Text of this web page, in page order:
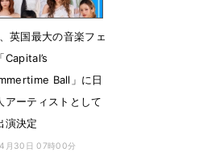
英国最大の音楽フェ
Capital’s
Ball」に日
アーティストとして
演決定
4月30日 07時00分